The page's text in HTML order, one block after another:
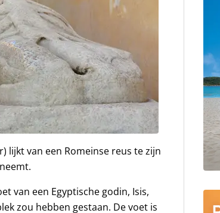
lijkt van een Romeinse reus te zijn
van een Egyptische godin, Isis,
zou hebben gestaan. De voet is